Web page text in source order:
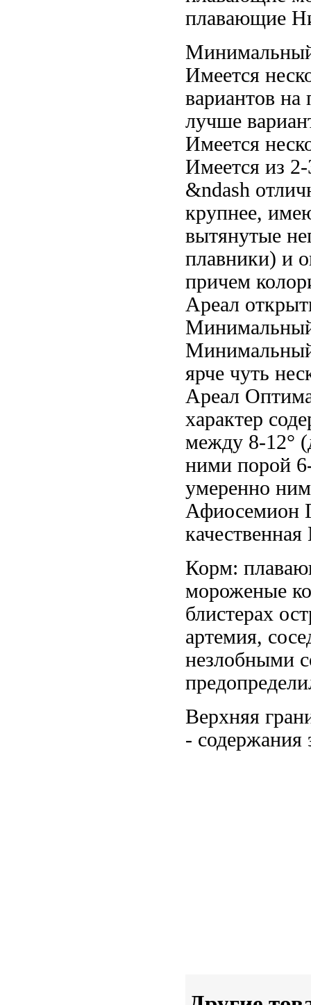
плавающие
Имеется
вариантов на
лучше
Имеется
Имеется из
&ndash
крупнее,
вытянутые
плавники) и
причем
Ареал
ярче чуть
Ареал
характер
между 8-12°
ними порой
умеренно
Афиосемион
качественная
Корм:
мороженые
блистерах
артемия,
незлобными
Верхняя
- содержания